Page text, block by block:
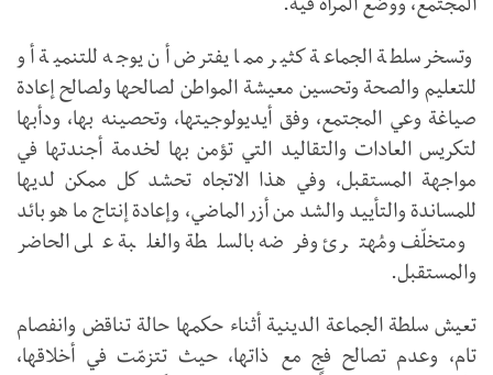
المجتمع، ووضع المرأة فيه.
وتسخر سلطة الجماعة كثير مما يفترض أن يوجه للتنمية أو
للتعليم والصحة وتحسين معيشة المواطن لصالحها ولصالح إعادة
صياغة وعي المجتمع، وفق أيديولوجيتها، وتحصينه بها، ودأبها
لتكريس العادات والتقاليد التي تؤمن بها لخدمة أجندتها في
مواجهة المستقبل، وفي هذا الاتجاه تحشد كل ممكن لديها
للمساندة والتأييد والشد من أزر الماضي، وإعادة إنتاج ما هو بائد
ومتخلّف ومُهترئ وفرضه بالسلطة والغلبة على الحاضر
والمستقبل.
تعيش سلطة الجماعة الدينية أثناء حكمها حالة تناقض وانفصام
تام، وعدم تصالح فجٍ مع ذاتها، حيث تتزمّت في أخلاقها،